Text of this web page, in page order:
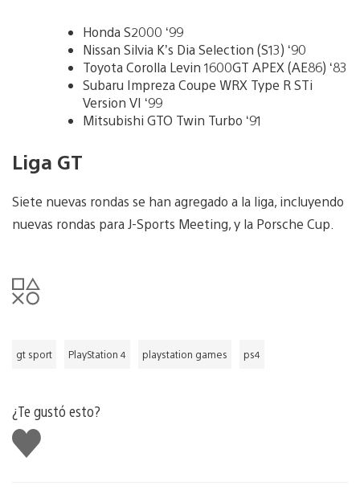
Honda S2000 ‘99
Nissan Silvia K’s Dia Selection (S13) ‘90
Toyota Corolla Levin 1600GT APEX (AE86) ‘83
Subaru Impreza Coupe WRX Type R STi
Version VI ‘99
Mitsubishi GTO Twin Turbo ‘91
Liga GT
Siete nuevas rondas se han agregado a la liga, incluyendo
nuevas rondas para J-Sports Meeting, y la Porsche Cup.
gt sport PlayStation 4 playstation games ps4
¿Te gustó esto?
Me
gusta